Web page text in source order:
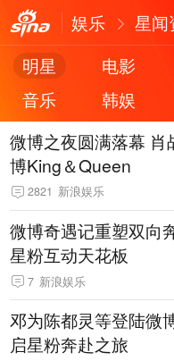
娱乐
星闻
明星
电影
音乐
韩娱
微博之夜圆满落幕 肖
博King＆Queen
2821 新浪娱乐
微博奇遇记重塑双向
星粉互动天花板
7 新浪娱乐
邓为陈都灵等登陆微
启星粉奔赴之旅